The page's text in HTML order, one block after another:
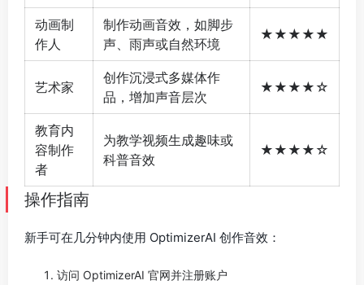
动画制
作人
制作动画音效，如脚步
声、雨声或自然环境
★★★★★
艺术家
创作沉浸式多媒体作
品，增加声音层次
★★★★☆
教育内
容制作
者
为教学视频生成趣味或
科普音效
★★★★☆
操作指南
新手可在几分钟内使用 OptimizerAI 创作音效：
访问 OptimizerAI 官网并注册账户